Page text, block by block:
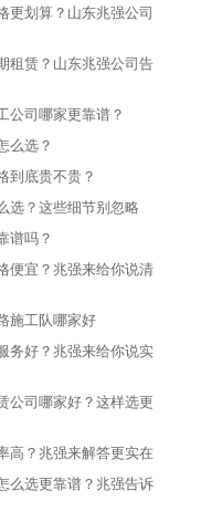
更划算？山东兆强公司
租赁？山东兆强公司告
公司哪家更靠谱？
么选？
到底贵不贵？
选？这些细节别忽略
谱吗？
便宜？兆强来给你说清
施工队哪家好
务好？兆强来给你说实
公司哪家好？这样选更
高？兆强来解答更实在
么选更靠谱？兆强告诉